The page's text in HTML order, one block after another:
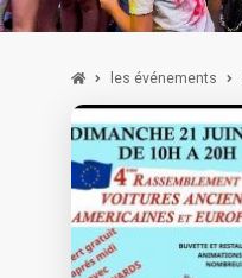
les événements